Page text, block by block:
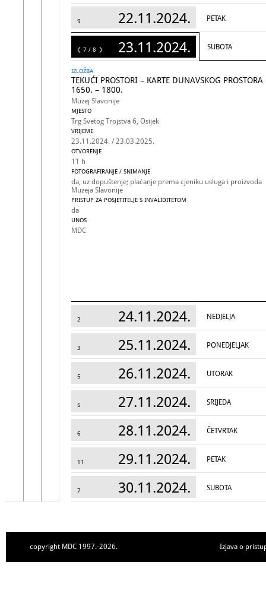
9 22.11.2024. PETAK
8 23.11.2024. SUBOTA
7 / 8
IZLOŽBA
TEKUĆI PROSTORI – KARTE DUNAVSKOG PROSTORA
1650. – 1800.
Muzej Slavonije
MJESTO
Trg Svetog Trojstva 6, Osijek
VRIJEME
23.11.2024. / 23.03.2025.
OTVORENJE
11 h
FOTOGRAFIRANJE / SNIMANJE
da, uz dopuštenje; plaćanje prema cjeniku usluga i proizvoda
Muzeja Slavonije
PRISTUP ZA POSJETITELJE S INVALIDITETOM
da
UNOS
MDC
2 24.11.2024. NEDJELJA
3 25.11.2024. PONEDJELJAK
5 26.11.2024. UTORAK
5 27.11.2024. SRIJEDA
6 28.11.2024. ČETVRTAK
11 29.11.2024. PETAK
7 30.11.2024. SUBOTA
copyright MDC 1997.-2026. Izjava o